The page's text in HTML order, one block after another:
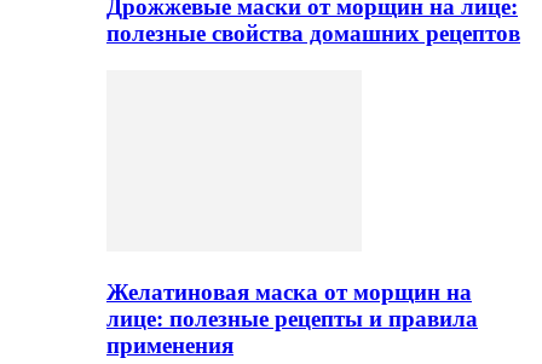
Дрожжевые маски от морщин на лице:
полезные свойства домашних рецептов
Желатиновая маска от морщин на
лице: полезные рецепты и правила
применения